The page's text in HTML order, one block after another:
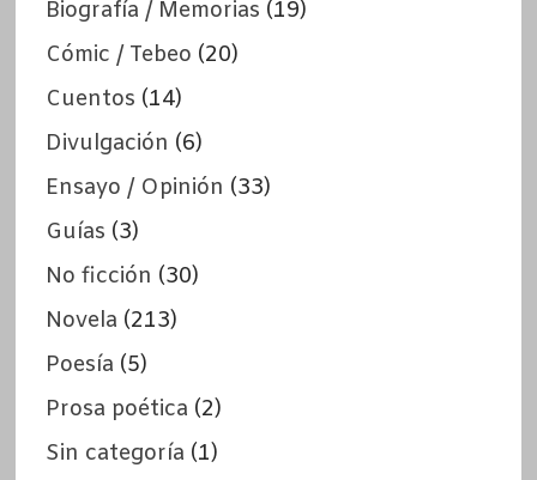
Biografía / Memorias (19)
Cómic / Tebeo (20)
Cuentos (14)
Divulgación (6)
Ensayo / Opinión (33)
Guías (3)
No ficción (30)
Novela (213)
Poesía (5)
Prosa poética (2)
Sin categoría (1)